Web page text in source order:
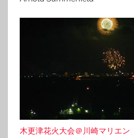
木更津花火大会＠川崎マリエン